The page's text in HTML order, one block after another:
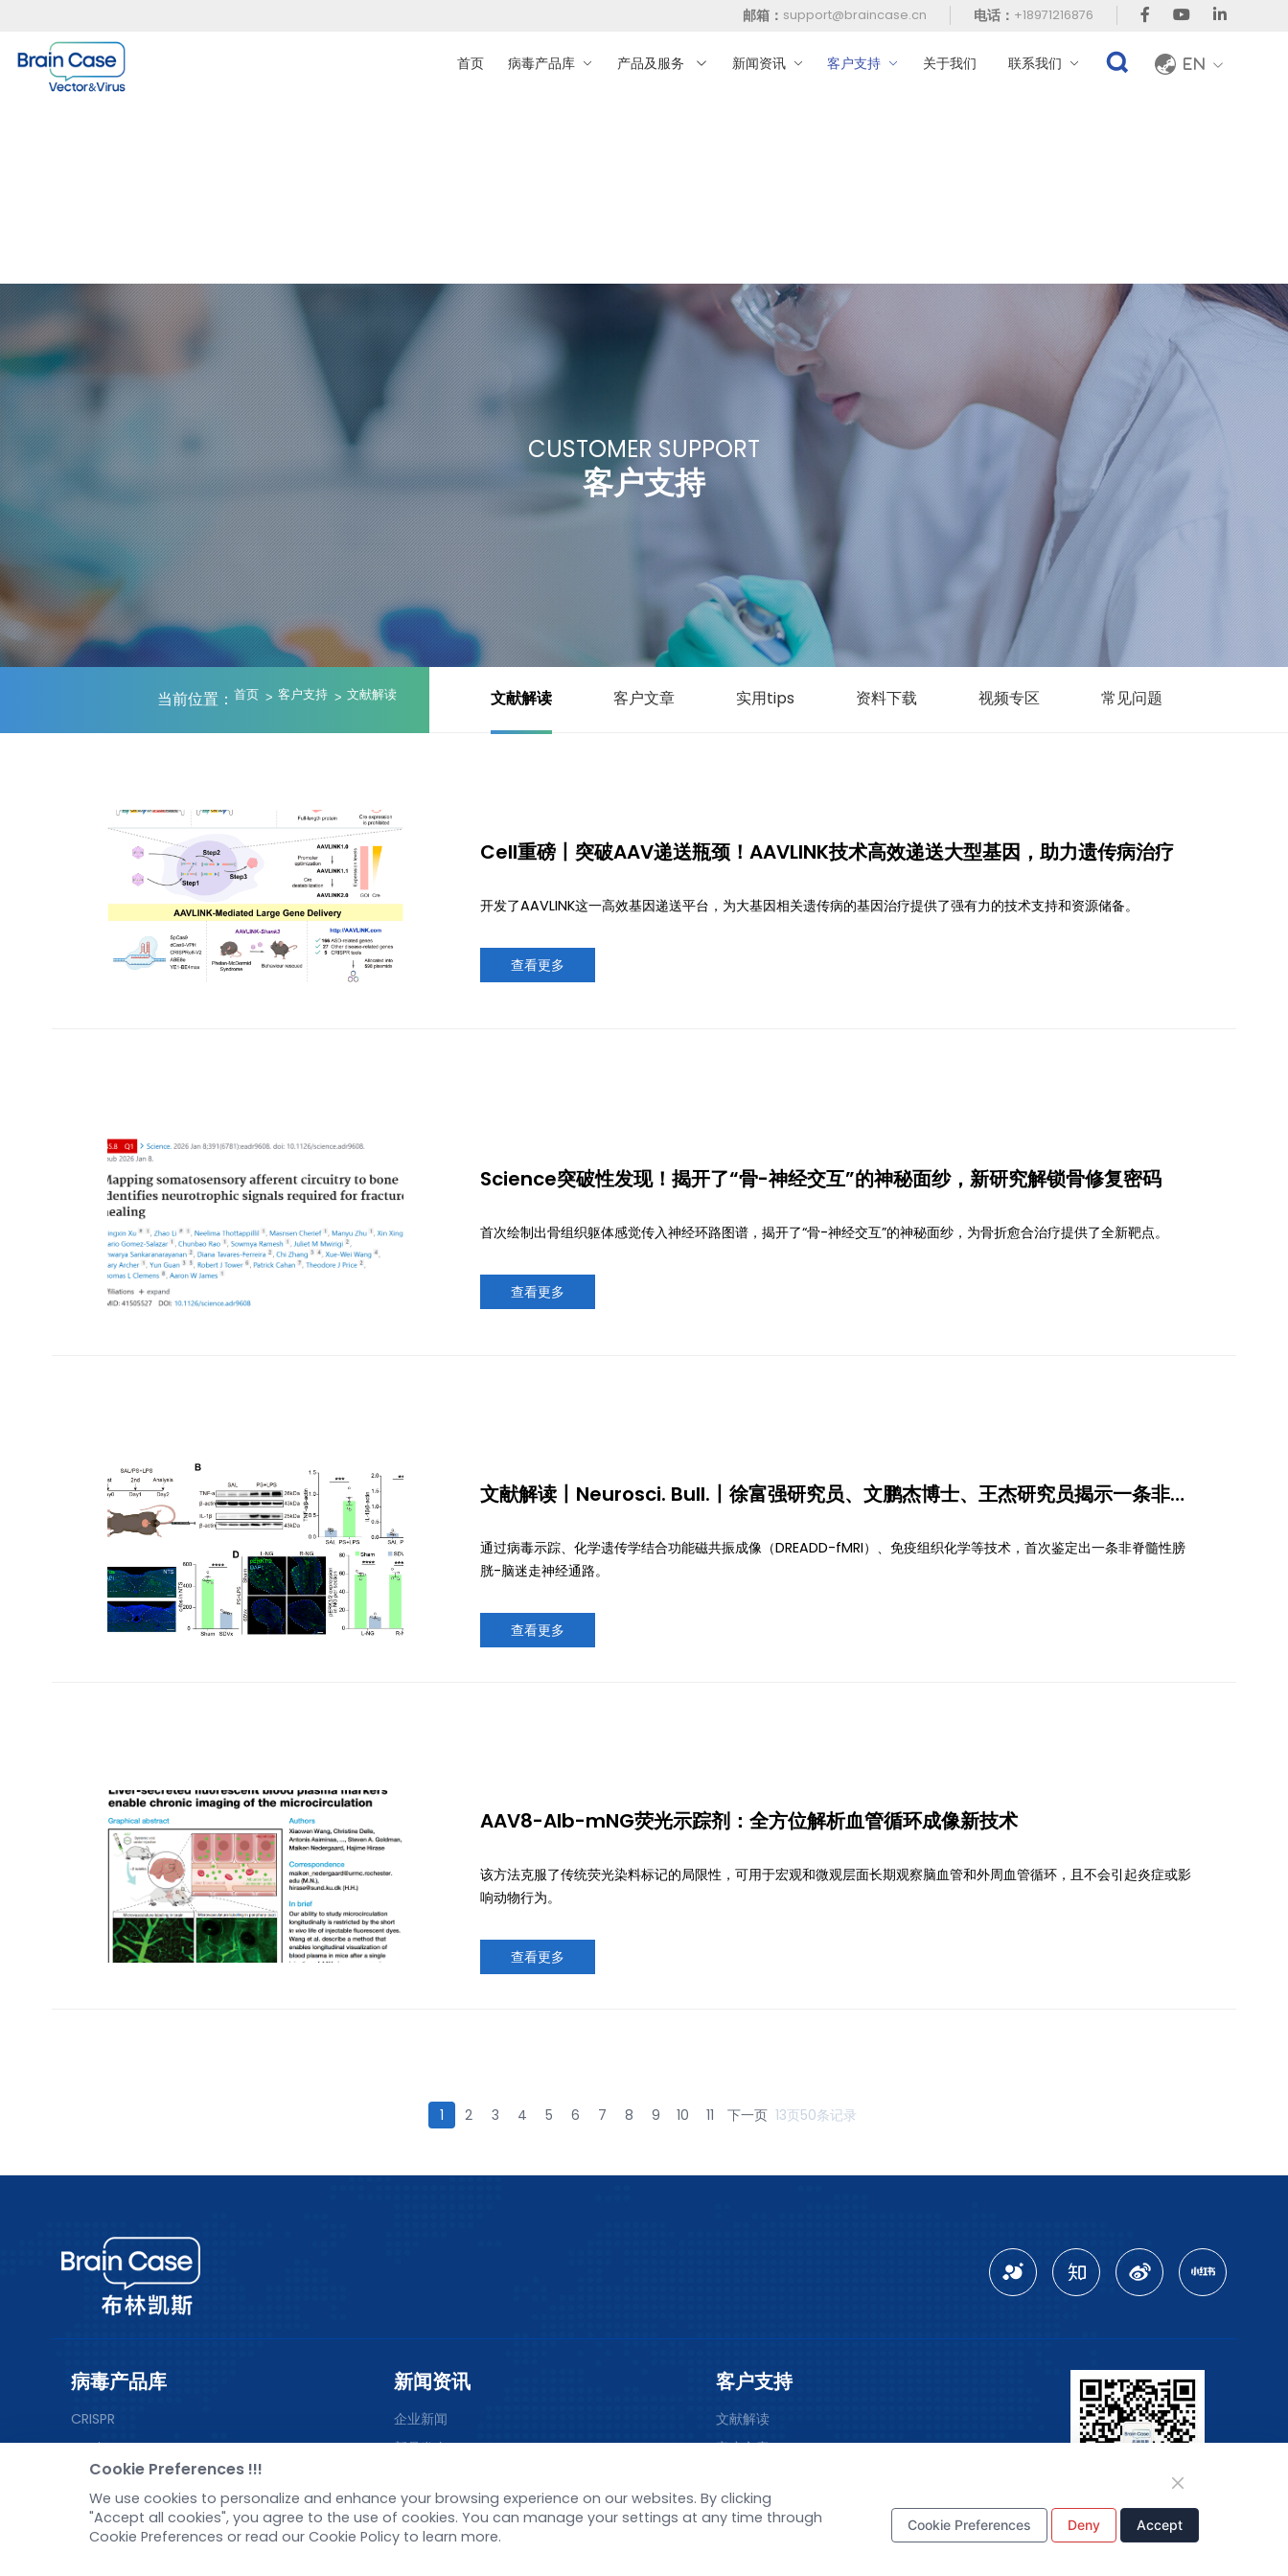
邮箱： support@braincase.cn 电话： +18971216876
首页 病毒产品库 产品及服务 新闻资讯 客户支持 关于我们 联系我们 En
CUSTOMER SUPPORT
客户支持
当前位置： 首页 客户支持 文献解读 文献解读 客户文章 实用tips 资料下载 视频专区 常见问题
Cell重磅丨突破AAV递送瓶颈！AAVLINK技术高效递送大型基因，助力遗传病治疗
开发了AAVLINK这一高效基因递送平台，为大基因相关遗传病的基因治疗提供了强有力的技术支持和资源储备。
查看更多
Science突破性发现！揭开了“骨-神经交互”的神秘面纱，新研究解锁骨修复密码
首次绘制出骨组织躯体感觉传入神经环路图谱，揭开了“骨-神经交互”的神秘面纱，为骨折愈合治疗提供了全新靶点。
查看更多
文献解读丨Neurosci. Bull.丨徐富强研究员、文鹏杰博士、王杰研究员揭示一条非脊
通过病毒示踪、化学遗传学结合功能磁共振成像（DREADD-fMRI）、免疫组织化学等技术，首次鉴定出一条非脊髓性膀
胱-脑迷走神经通路。
查看更多
AAV8-Alb-mNG荧光示踪剂：全方位解析血管循环成像新技术
该方法克服了传统荧光染料标记的局限性，可用于宏观和微观层面长期观察脑血管和外周血管循环，且不会引起炎症或影
响动物行为。
查看更多
1 2 3 4 5 6 7 8 9 10 11 下一页 13页50条记录
病毒产品库
CRISPR
RNAi
嗜神经病毒
光遗传学-激活
荧光探针
新闻资讯
企业新闻
新品发布
媒体活动
投资者新闻
客户支持
文献解读
客户文章
资料下载
微信公众号
Cookie Preferences !!!
We use cookies to personalize and enhance your browsing experience on our websites. By clicking
"Accept all cookies", you agree to the use of cookies. You can manage your settings at any time through
Cookie Preferences or read our Cookie Policy to learn more.
Cookie Preferences Deny Accept